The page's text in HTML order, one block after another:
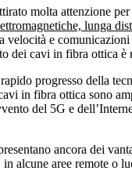
molta attenzione
lunga
velocità e
dei cavi in ​​fibra ottica è
progresso della
in ​​fibra ottica sono
del 5G e
ancora dei
alcune aree remote o